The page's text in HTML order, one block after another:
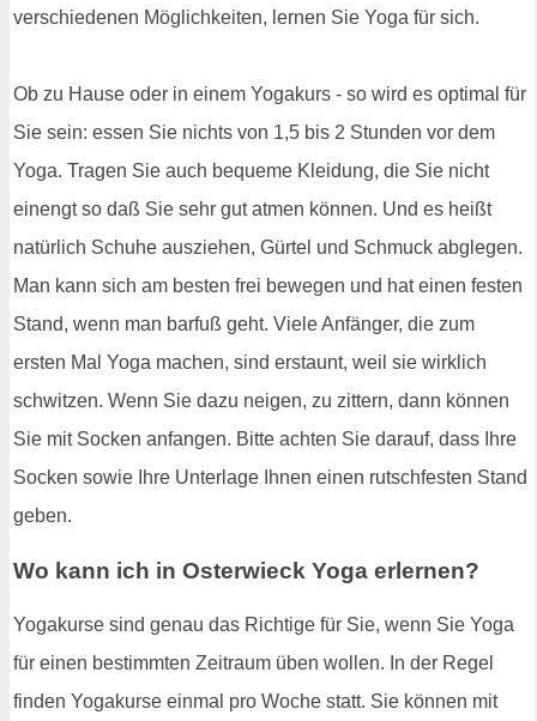
verschiedenen Möglichkeiten, lernen Sie Yoga für sich.
Ob zu Hause oder in einem Yogakurs - so wird es optimal für
Sie sein: essen Sie nichts von 1,5 bis 2 Stunden vor dem
Yoga. Tragen Sie auch bequeme Kleidung, die Sie nicht
einengt so daß Sie sehr gut atmen können. Und es heißt
natürlich Schuhe ausziehen, Gürtel und Schmuck abglegen.
Man kann sich am besten frei bewegen und hat einen festen
Stand, wenn man barfuß geht. Viele Anfänger, die zum
ersten Mal Yoga machen, sind erstaunt, weil sie wirklich
schwitzen. Wenn Sie dazu neigen, zu zittern, dann können
Sie mit Socken anfangen. Bitte achten Sie darauf, dass Ihre
Socken sowie Ihre Unterlage Ihnen einen rutschfesten Stand
geben.
Wo kann ich in Osterwieck Yoga erlernen?
Yogakurse sind genau das Richtige für Sie, wenn Sie Yoga
für einen bestimmten Zeitraum üben wollen. In der Regel
finden Yogakurse einmal pro Woche statt. Sie können mit